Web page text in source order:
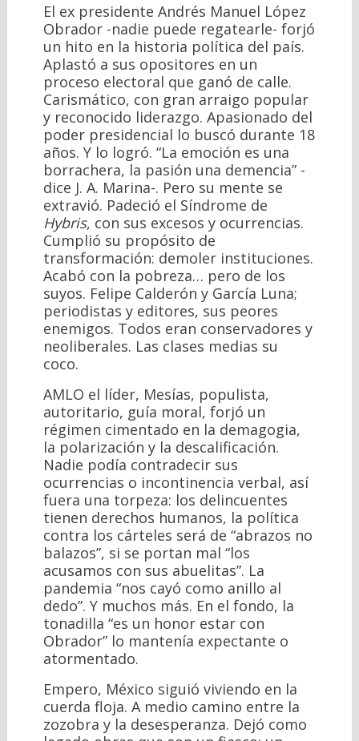
El ex presidente Andrés Manuel López
Obrador -nadie puede regatearle- forjó
un hito en la historia política del país.
Aplastó a sus opositores en un
proceso electoral que ganó de calle.
Carismático, con gran arraigo popular
y reconocido liderazgo. Apasionado del
poder presidencial lo buscó durante 18
años. Y lo logró. “La emoción es una
borrachera, la pasión una demencia” -
dice J. A. Marina-. Pero su mente se
extravió. Padeció el Síndrome de
Hybris, con sus excesos y ocurrencias.
Cumplió su propósito de
transformación: demoler instituciones.
Acabó con la pobreza… pero de los
suyos. Felipe Calderón y García Luna;
periodistas y editores, sus peores
enemigos. Todos eran conservadores y
neoliberales. Las clases medias su
coco.
AMLO el líder, Mesías, populista,
autoritario, guía moral, forjó un
régimen cimentado en la demagogia,
la polarización y la descalificación.
Nadie podía contradecir sus
ocurrencias o incontinencia verbal, así
fuera una torpeza: los delincuentes
tienen derechos humanos, la política
contra los cárteles será de “abrazos no
balazos”, si se portan mal “los
acusamos con sus abuelitas”. La
pandemia “nos cayó como anillo al
dedo”. Y muchos más. En el fondo, la
tonadilla “es un honor estar con
Obrador” lo mantenía expectante o
atormentado.
Empero, México siguió viviendo en la
cuerda floja. A medio camino entre la
zozobra y la desesperanza. Dejó como